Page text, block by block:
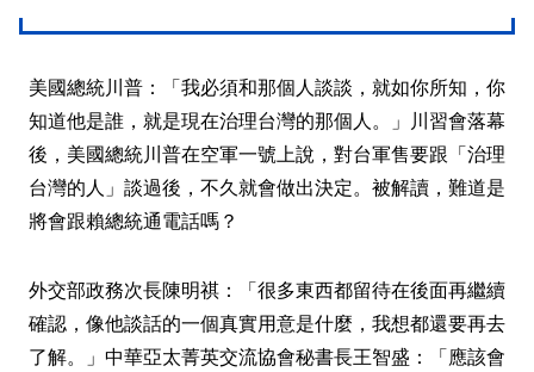
美國總統川普：「我必須和那個人談談，就如你所知，你
知道他是誰，就是現在治理台灣的那個人。」川習會落幕
後，美國總統川普在空軍一號上說，對台軍售要跟「治理
台灣的人」談過後，不久就會做出決定。被解讀，難道是
將會跟賴總統通電話嗎？
外交部政務次長陳明祺：「很多東西都留待在後面再繼續
確認，像他談話的一個真實用意是什麼，我想都還要再去
了解。」中華亞太菁英交流協會秘書長王智盛：「應該會